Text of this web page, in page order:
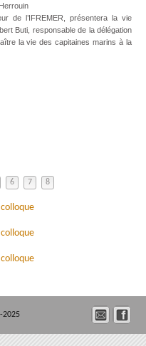
l’IFREMER, présentera la vie
Buti, responsable de la délégation
la vie des capitaines marins à la
6 7 8
2025